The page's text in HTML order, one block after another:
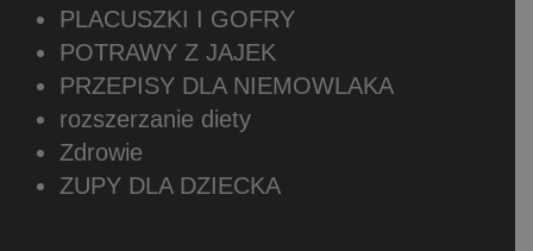
PLACUSZKI I GOFRY
POTRAWY Z JAJEK
PRZEPISY DLA NIEMOWLAKA
rozszerzanie diety
Zdrowie
ZUPY DLA DZIECKA